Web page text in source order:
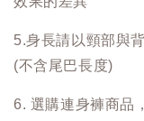
5.身長請以頸部與
(不含尾巴長度)
6. 選購連身褲商品